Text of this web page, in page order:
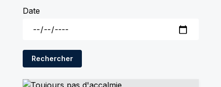
Date
Rechercher